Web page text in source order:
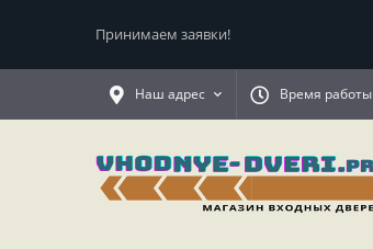
Принимаем заявки!
Наш адрес Время работы